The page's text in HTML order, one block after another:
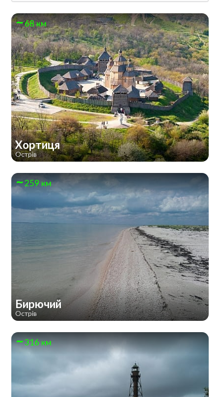
68 км
Хортиця
Острів
259 км
Бирючий
Острів
316 км